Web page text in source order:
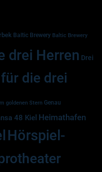
Baltic Brewery Baltic Brewery
drei Herren Drei
die drei
goldenen Stern Genau
48 Kiel Heimathafen
Hörspiel-